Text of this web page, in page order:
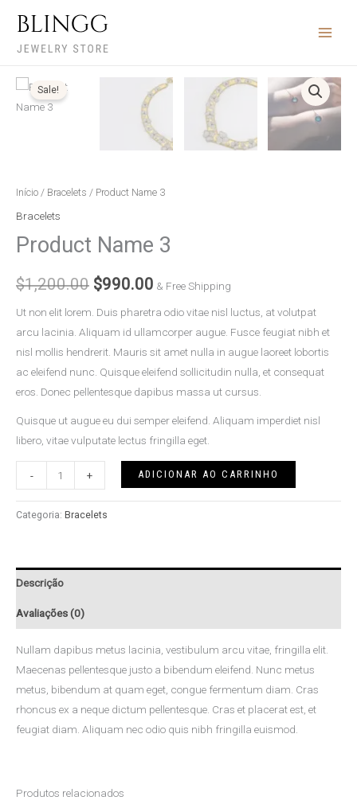
para
Sale!
Início / Bracelets / Product Name 3
Bracelets
Product Name 3
$1,200.00
$1,200.00.
$990.00
O
atual
$990.00.
& Free Shipping
Ut non elit lorem. Duis pharetra odio vitae nisl luctus, at volutpat
arcu lacinia. Aliquam id ullamcorper augue. Fusce feugiat nibh et
nisl mollis hendrerit. Mauris sit amet nulla in augue laoreet lobortis
ac eleifend nunc. Quisque eleifend sollicitudin nulla, et consequat
eros. Donec pellentesque dapibus massa ut cursus.
Quisque ut augue eu dui semper eleifend. Aliquam imperdiet nisl
libero, vitae vulputate lectus fringilla eget.
-
Product
Name
3
+ ADICIONAR AO CARRINHO
Categoria: Bracelets
Descrição
Avaliações (0)
Nullam dapibus metus lacinia, vestibulum arcu vitae, fringilla elit.
Maecenas pellentesque justo a bibendum eleifend. Nunc metus
metus, bibendum at quam eget, congue fermentum diam. Cras
rhoncus ex a neque dictum pellentesque. Cras et placerat est, et
feugiat diam. Aliquam nec odio quis nibh fringilla euismod.
Produtos relacionados